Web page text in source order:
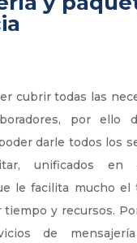
cubrir todas las
por ello
darle todos los
unificados en
le facilita mucho el
tiempo y recursos.
de